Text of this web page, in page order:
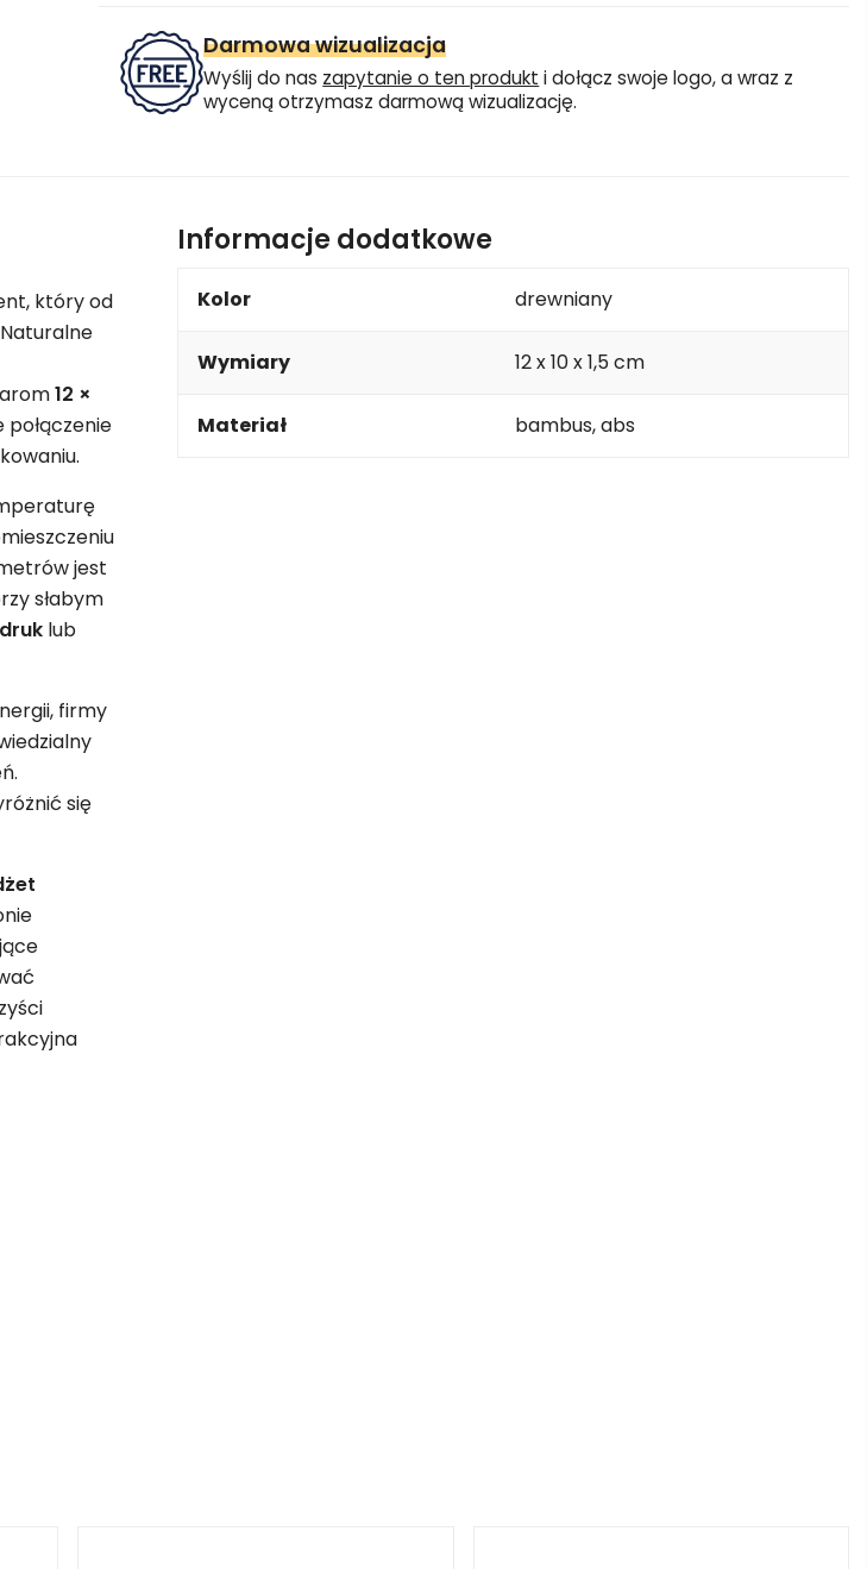
Darmowa wizualizacja
Wyślij do nas zapytanie o ten produkt i dołącz swoje logo, a wraz z
wyceną otrzymasz darmową wizualizację.
który od
12 ×
połączenie
jest
słabym
lub
firmy
się
Informacje dodatkowe
Kolor drewniany
Wymiary 12 x 10 x 1,5 cm
Materiał bambus, abs